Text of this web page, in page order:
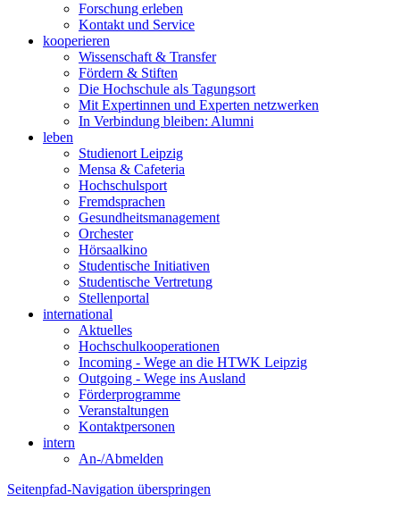
Forschung erleben
Kontakt und Service
kooperieren
Wissenschaft & Transfer
Fördern & Stiften
Die Hochschule als Tagungsort
Mit Expertinnen und Experten netzwerken
In Verbindung bleiben: Alumni
leben
Studienort Leipzig
Mensa & Cafeteria
Hochschulsport
Fremdsprachen
Gesundheitsmanagement
Orchester
Hörsaalkino
Studentische Initiativen
Studentische Vertretung
Stellenportal
international
Aktuelles
Hochschulkooperationen
Incoming - Wege an die HTWK Leipzig
Outgoing - Wege ins Ausland
Förderprogramme
Veranstaltungen
Kontaktpersonen
intern
An-/Abmelden
Seitenpfad-Navigation überspringen